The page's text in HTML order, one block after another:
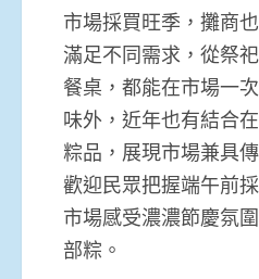
市場採買旺季，攤商
滿足不同需求，從祭
餐桌，都能在市場一
味外，近年也有結合
粽品，展現市場兼具
歡迎民眾把握端午前
市場感受濃濃節慶氛
部粽。